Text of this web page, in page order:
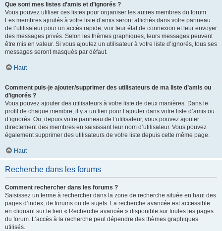
Que sont mes listes d’amis et d’ignorés ?
Vous pouvez utiliser ces listes pour organiser les autres membres du forum.
Les membres ajoutés à votre liste d’amis seront affichés dans votre panneau
de l’utilisateur pour un accès rapide, voir leur état de connexion et leur envoyer
des messages privés. Selon les thèmes graphiques, leurs messages peuvent
être mis en valeur. Si vous ajoutez un utilisateur à votre liste d’ignorés, tous ses
messages seront masqués par défaut.
Haut
Comment puis-je ajouter/supprimer des utilisateurs de ma liste d’amis ou
d’ignorés ?
Vous pouvez ajouter des utilisateurs à votre liste de deux manières. Dans le
profil de chaque membre, il y a un lien pour l’ajouter dans votre liste d’amis ou
d’ignorés. Ou, depuis votre panneau de l’utilisateur, vous pouvez ajouter
directement des membres en saisissant leur nom d’utilisateur. Vous pouvez
également supprimer des utilisateurs de votre liste depuis cette même page.
Haut
Recherche dans les forums
Comment rechercher dans les forums ?
Saisissez un terme à rechercher dans la zone de recherche située en haut des
pages d’index, de forums ou de sujets. La recherche avancée est accessible
en cliquant sur le lien « Recherche avancée » disponible sur toutes les pages
du forum. L’accès à la recherche peut dépendre des thèmes graphiques
utilisés.